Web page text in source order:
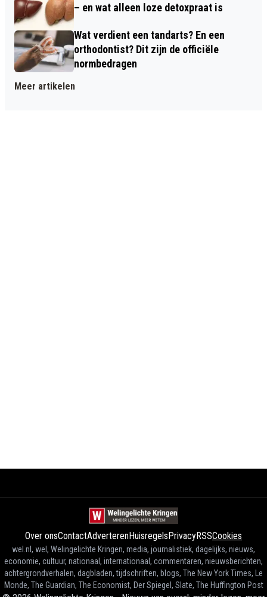
– en wat alleen loze detoxpraat is
Wat verdient een tandarts? En een
orthodontist? Dit zijn de officiële
normbedragen
Meer artikelen
Over onsContactAdverterenHuisregelsPrivacyRSSCookies
wel.nl, wel, Welingelichte Kringen, media, journalistiek, dagelijks, nieuws,
economie, cultuur, nationaal, internationaal, commentaren, nieuwsberichten,
achtergrondverhalen, dagbladen, tijdschriften, blogs, The New York Times, Le
Monde, The Guardian, The Economist, Der Spiegel, Slate, The Huffington Post